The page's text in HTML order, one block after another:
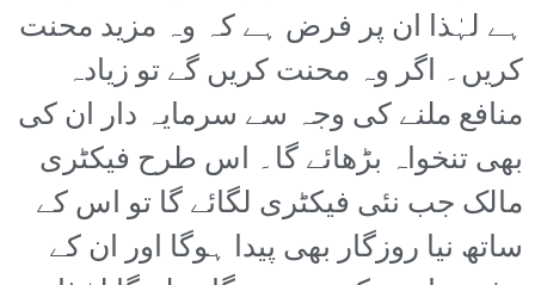
ہے لہٰذا ان پر فرض ہے کہ وہ مزید محنت
کریں۔ اگر وہ محنت کریں گے تو زیادہ
منافع ملنے کی وجہ سے سرمایہ دار ان کی
بھی تنخواہ بڑھائے گا۔ اس طرح فیکٹری
مالک جب نئی فیکٹری لگائے گا تو اس کے
ساتھ نیا روزگار بھی پیدا ہوگا اور ان کے